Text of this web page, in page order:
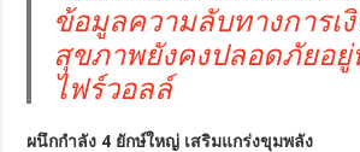
ข้อมูลความลับทางการเ
สุขภาพยังคงปลอดภัยอยู่
ไฟร์วอลล์
ผนึกกำลัง 4 ยักษ์ใหญ่ เสริมแกร่งขุมพลัง